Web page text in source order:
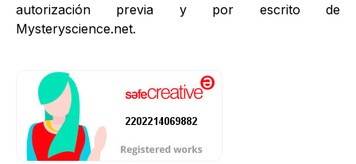
autorización previa y por escrito de
Mysteryscience.net.